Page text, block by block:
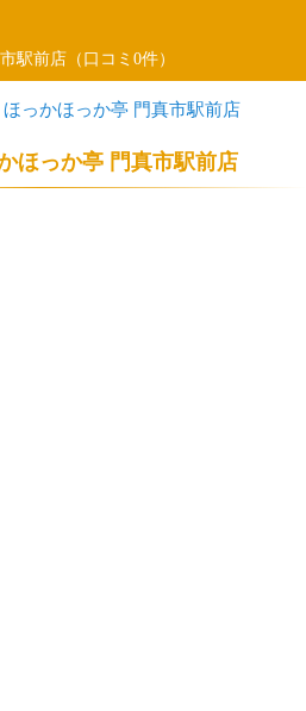
駅前店（口コミ0件）
ほっかほっか亭 門真市駅前店
ほっか亭 門真市駅前店